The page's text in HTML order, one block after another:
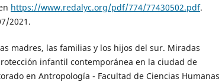
https://www.redalyc.org/pdf/774/77430502.pdf.
2021.
madres, las familias y los hijos del sur. Miradas
infantil contemporánea en la ciudad de
en Antropología - Facultad de Ciencias Humanas